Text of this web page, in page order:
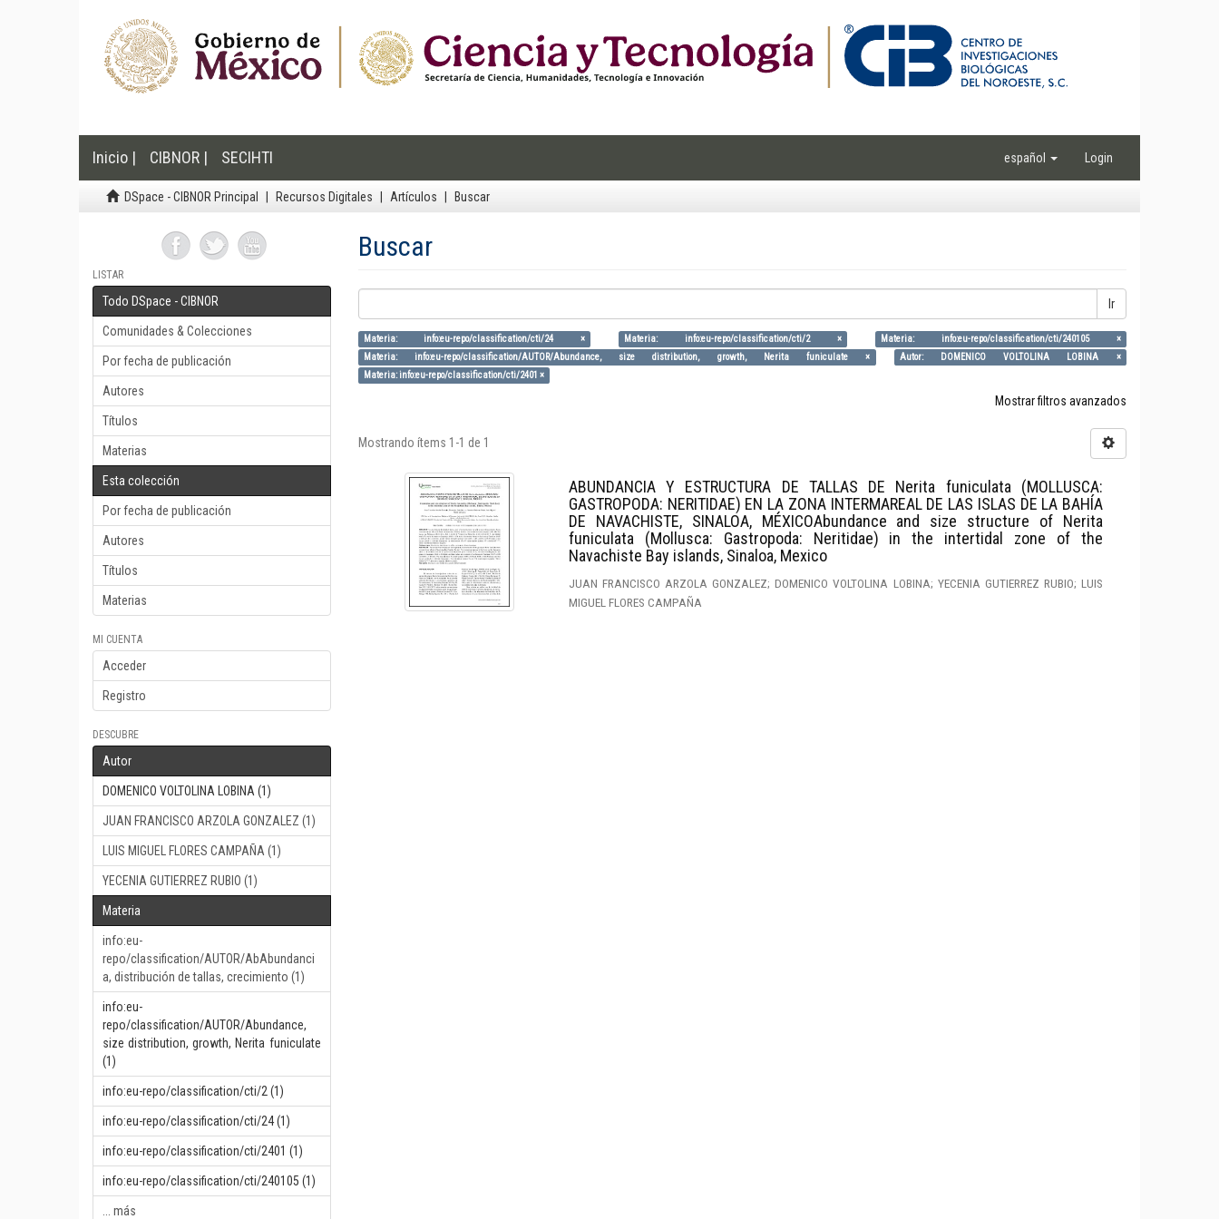
Inicio | CIBNOR | SECIHTI español Login
DSpace - CIBNOR Principal Recursos Digitales Artículos Buscar
LISTAR
Todo DSpace - CIBNOR
Comunidades & Colecciones
Por fecha de publicación
Autores
Títulos
Materias
Esta colección
Por fecha de publicación
Autores
Títulos
Materias
MI CUENTA
Acceder
Registro
DESCUBRE
Autor
DOMENICO VOLTOLINA LOBINA (1)
JUAN FRANCISCO ARZOLA GONZALEZ (1)
LUIS MIGUEL FLORES CAMPAÑA (1)
YECENIA GUTIERREZ RUBIO (1)
Materia
info:eu-
repo/classification/AUTOR/AbAbundanci
a, distribución de tallas, crecimiento (1)
info:eu-
repo/classification/AUTOR/Abundance,
size distribution, growth, Nerita funiculate
(1)
info:eu-repo/classification/cti/2 (1)
info:eu-repo/classification/cti/24 (1)
info:eu-repo/classification/cti/2401 (1)
info:eu-repo/classification/cti/240105 (1)
... más
Buscar
Ir
Materia: info:eu-repo/classification/cti/24 × Materia: info:eu-repo/classification/cti/2 ×
Materia: info:eu-repo/classification/cti/240105 ×
Materia: info:eu-repo/classification/AUTOR/Abundance, size distribution, growth, Nerita funiculate ×
Autor: DOMENICO VOLTOLINA LOBINA ×
Materia: info:eu-repo/classification/cti/2401 ×
Mostrar filtros avanzados
Mostrando ítems 1-1 de 1
ABUNDANCIA Y ESTRUCTURA DE TALLAS DE Nerita funiculata (MOLLUSCA:
GASTROPODA: NERITIDAE) EN LA ZONA INTERMAREAL DE LAS ISLAS DE LA BAHÍA
DE NAVACHISTE, SINALOA, MÉXICOAbundance and size structure of Nerita
funiculata (Mollusca: Gastropoda: Neritidae) in the intertidal zone of the
Navachiste Bay islands, Sinaloa, Mexico
JUAN FRANCISCO ARZOLA GONZALEZ; DOMENICO VOLTOLINA LOBINA; YECENIA GUTIERREZ RUBIO; LUIS
MIGUEL FLORES CAMPAÑA